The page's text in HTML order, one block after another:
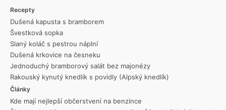
Recepty
Dušená kapusta s bramborem
Švestková sopka
Slaný koláč s pestrou náplní
Dušená krkovice na česneku
Jednoduchý bramborový salát bez majonézy
Rakouský kynutý knedlík s povidly (Alpský knedlík)
Články
Kde mají nejlepší občerstvení na benzince